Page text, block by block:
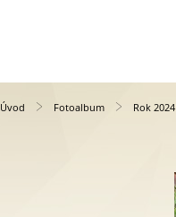
Úvod Fotoalbum Rok 2024